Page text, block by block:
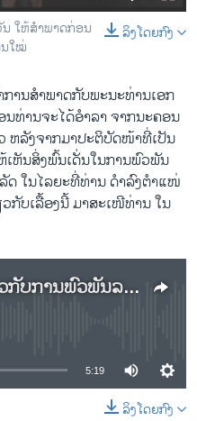
ລິງໂດຍກົງ
ໃຫ້ສໍາພາດກ່ອນ​
ໃໝ່
ການ​ສຳພາດກັບພະນະ​ທ່ານເອກ​
ທ່ານຈະໄດ້​ອຳ​ລາ​ ຈາກນະຄອນ​
ຫລັງ​ຈາກມາ​ປະຕິບັດ​ໜ້າທີ່ເປັນ​
ເຫັນ​ສິ່ງພົ້ນ​ເດັ່ນໃນ​ການ​ພົວ​ພັນ​
ດ ​ໃນ​ໄລ​ຍະ​ທີ່ທ່ານ ດຳ​ລົງ​ຕຳ​ແໜ່
ກັບເລື້ອງ​ນີ້ ​ມາສະ​ເໜີ​ທ່ານ ​ໃນ​
ເຊີ​ນ​ຟັງ​ລາຍ​ງານ​ພິ​ເສດ​ກ່ຽວ​ກັບ​ການ​ພົວ​ພັນ​ລະ​ຫວ່າງ ສ​ຫລ ແລະ​ລາວ ທີ່​ສະ​ຫລຸບ​ໃຫ້​ຟັງ​ໂດຍ ທ່ານ​ທູດ​ຄຳ​ພັນ
available
5:19
ລິງໂດຍກົງ